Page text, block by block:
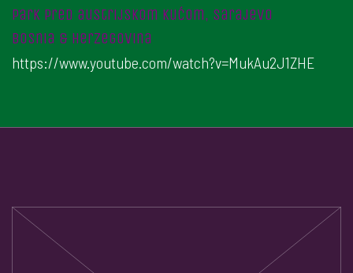
park pred austrijskom kućom, sarajevo
bosnia & herzegovina
https://www.youtube.com/watch?v=MukAu2J1ZHE